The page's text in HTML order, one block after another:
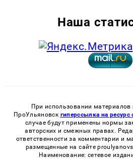
Наша
При использовании материалов
ПроУльяновск гиперссылка на ресурс
случае будут применены нормы
авторских и смежных правах.
ответственности за комментарии и
размещенные на сайте
Наименование: сетевое